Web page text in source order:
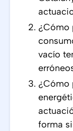
¿Cómo
vacío
¿Cómo
forma